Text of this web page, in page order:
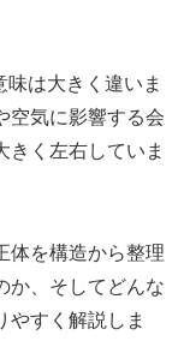
は大きく違いま
空気に影響する会
きく左右していま
体を構造から整理
か、そしてどんな
やすく解説しま